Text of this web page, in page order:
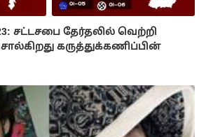
சட்டசபை தேர்தலில் வெற்றி
கருத்துக்கணிப்பின்